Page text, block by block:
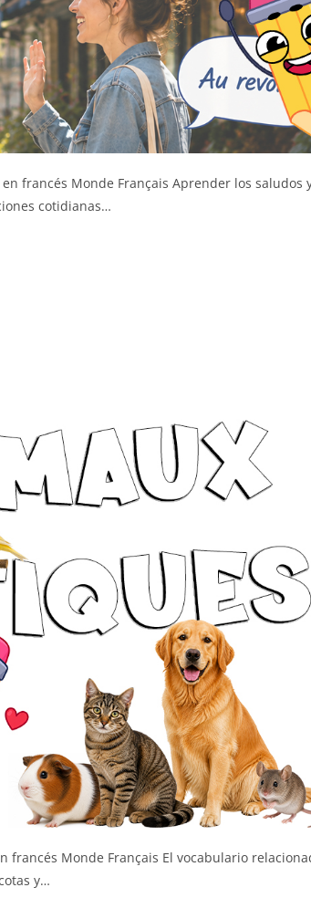
francés Monde Français Aprender los saludos
cotidianas…
francés Monde Français El vocabulario
y…